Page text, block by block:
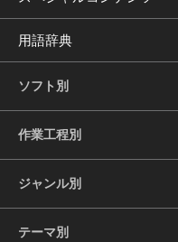
用語辞典
ソフト別
作業工程別
ジャンル別
テーマ別